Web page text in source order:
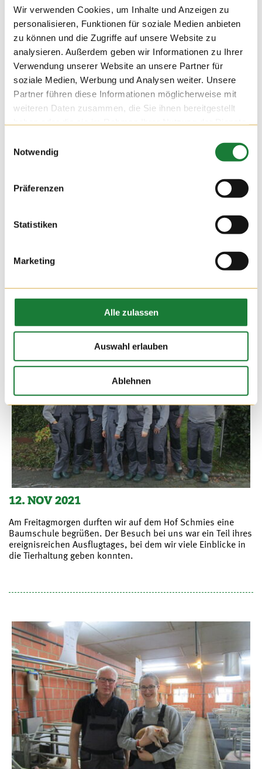
Wir verwenden Cookies, um Inhalte und Anzeigen zu
personalisieren, Funktionen für soziale Medien anbieten
zu können und die Zugriffe auf unsere Website zu
analysieren. Außerdem geben wir Informationen zu Ihrer
Verwendung unserer Website an unsere Partner für
soziale Medien, Werbung und Analysen weiter. Unsere
Partner führen diese Informationen möglicherweise mit
weiteren Daten zusammen, die Sie ihnen bereitgestellt
Notwendig
Präferenzen
Statistiken
Marketing
Alle zulassen
Auswahl erlauben
Ablehnen
Wir durften am Mittwoch auf dem Hof Hatke die Klassen 4
Für die Schülerinnen und Schüler der Förderschule wurde die
Führung zu einer erlebnisreichen Stationsarbeit, bei der sie
12. NOV 2021
Am Freitagmorgen durften wir auf dem Hof Schmies eine
Baumschule begrüßen. Der Besuch bei uns war ein Teil ihres
ereignisreichen Ausflugtages, bei dem wir viele Einblicke in
die Tierhaltung geben konnten.